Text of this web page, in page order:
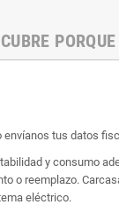
tus datos
y consumo
o reemplazo.
eléctrico.